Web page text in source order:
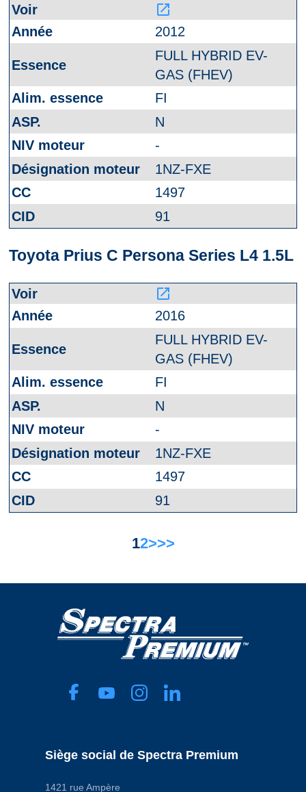
launch
2012
FULL HYBRID EV-
GAS (FHEV)
FI
N
-
1NZ-FXE
1497
91
Toyota Prius C Persona Series L4 1.5L
launch
2016
FULL HYBRID EV-
GAS (FHEV)
FI
N
-
1NZ-FXE
1497
91
12>>>
Siège social de Spectra Premium
1421 rue Ampère